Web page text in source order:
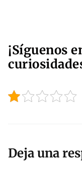
¡Síguenos
Deja una